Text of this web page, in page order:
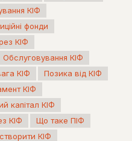
КІФ
фонди
КІФ
Обслуговування КІФ
КІФ
Позика від КІФ
КІФ
капітал КІФ
КІФ
Що таке ПІФ
КІФ